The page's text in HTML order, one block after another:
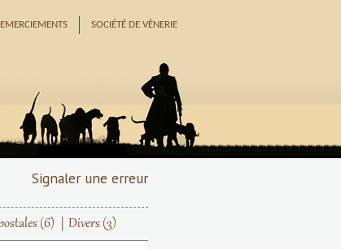
SOCIÉTÉ DE VÈNERIE
Signaler une erreur
(6) Divers (3)